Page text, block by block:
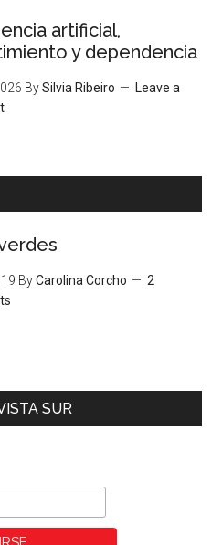
artificial,
y dependencia
BySilvia Ribeiro
Leave a
ByCarolina Corcho
2
SUR